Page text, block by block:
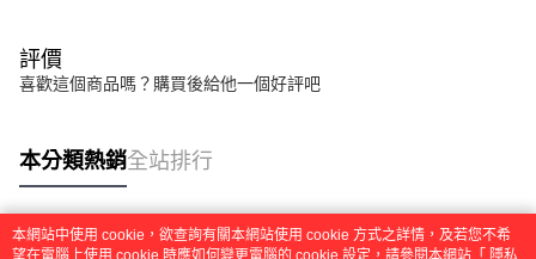
評價
喜歡這個商品嗎？購買後給他一個好評吧
本分類熱銷全站排行
熱門標籤
本網站中使用 cookie，欲查詢有關本網站使用 cookie 方式之詳情，及若您不希
望在電腦上使用 cookie 時應如何變更電腦的 cookie 設定，請參閱本網站「 隱私